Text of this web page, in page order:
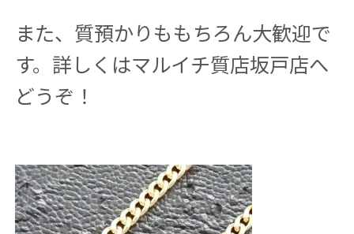
また、質預かりももちろん大歓迎で
す。詳しくはマルイチ質店坂戸店へ
どうぞ！